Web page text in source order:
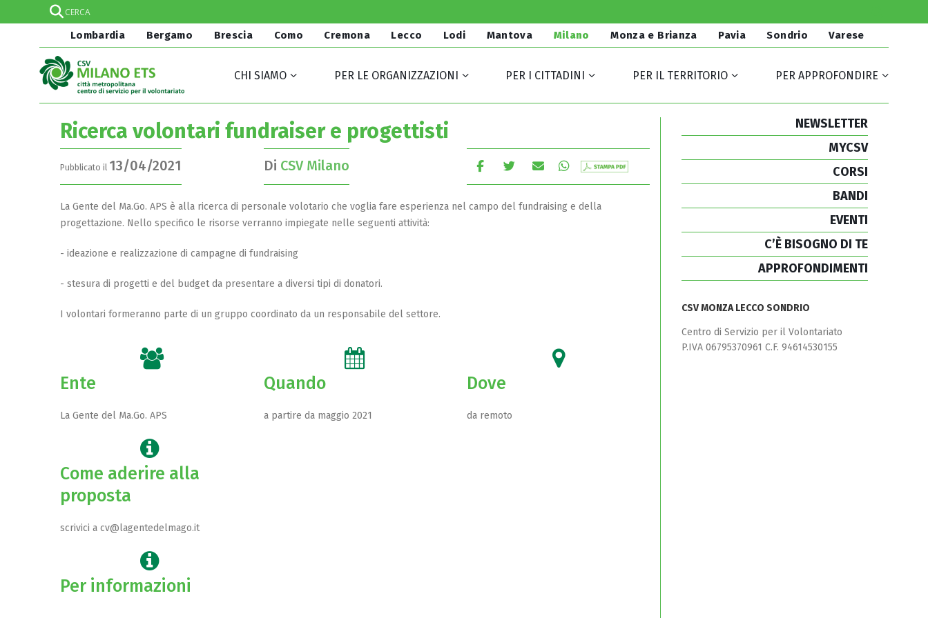
Lombardia Bergamo Brescia Como Cremona Lecco Lodi Mantova Milano Monza e Brianza Pavia Sondrio Varese
CHI SIAMO PER LE ORGANIZZAZIONI PER I CITTADINI PER IL TERRITORIO PER APPROFONDIRE
Ricerca volontari fundraiser e progettisti
Pubblicato il 13/04/2021 Di CSV Milano
La Gente del Ma.Go. APS è alla ricerca di personale volotario che voglia fare esperienza nel campo del fundraising e della
progettazione. Nello specifico le risorse verranno impiegate nelle seguenti attività:
- ideazione e realizzazione di campagne di fundraising
- stesura di progetti e del budget da presentare a diversi tipi di donatori.
I volontari formeranno parte di un gruppo coordinato da un responsabile del settore.
Ente
La Gente del Ma.Go. APS
Quando
a partire da maggio 2021
Dove
da remoto
Come aderire alla
proposta
scrivici a cv@lagentedelmago.it
Per informazioni
NEWSLETTER
MYCSV
CORSI
BANDI
EVENTI
C’È BISOGNO DI TE
APPROFONDIMENTI
CSV MONZA LECCO SONDRIO
Centro di Servizio per il Volontariato
P.IVA 06795370961 C.F. 94614530155